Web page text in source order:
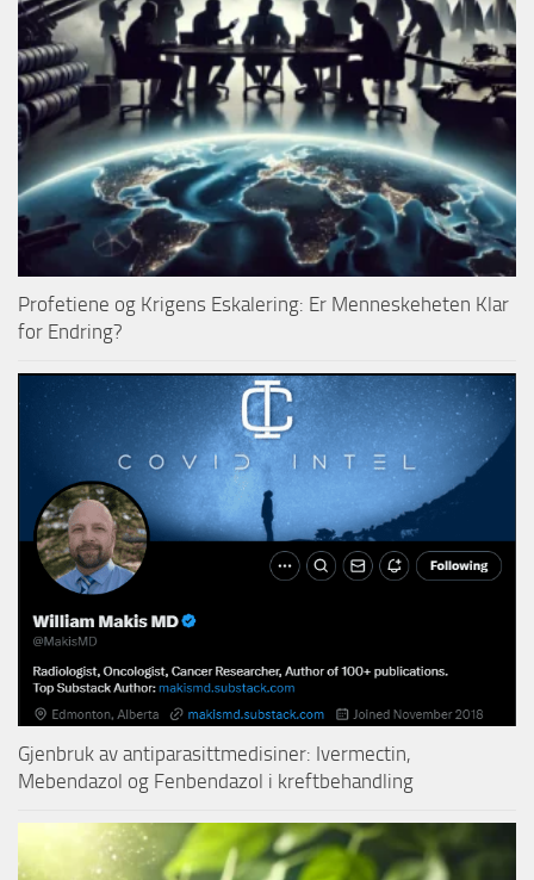
Profetiene og Krigens Eskalering: Er Menneskeheten Klar
for Endring?
Gjenbruk av antiparasittmedisiner: Ivermectin,
Mebendazol og Fenbendazol i kreftbehandling